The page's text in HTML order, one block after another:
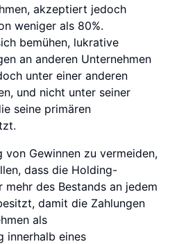
akzeptiert jedoch
weniger als 80%.
bemühen, lukrative
an anderen Unternehmen
unter einer anderen
und nicht unter seiner
seine primären
von Gewinnen zu vermeiden,
dass die Holding-
mehr des Bestands an jedem
damit die Zahlungen
als
innerhalb eines